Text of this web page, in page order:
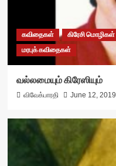
கவிதைகள் கிரேசி மொழிகள்
மரபுக் கவிதைகள்
வல்லமையும் கிரேஸியும்
விவேக்பாரதி June 12, 2019